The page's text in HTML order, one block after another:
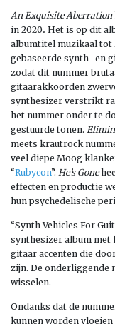
An Exquisite Aberration
in 2020. Het is op dit
albumtitel muzikaal tot
gebaseerde synth- en
zodat dit nummer
gitaarakkoorden
synthesizer verstrikt
het nummer onder te
gestuurde tonen.
meets krautrock
veel diepe Moog
“Rubycon”. He’s Gone
effecten en productie
hun psychedelische
“Synth Vehicles For
synthesizer album met
gitaar accenten die
zijn. De onderliggende
wisselen.
Ondanks dat de
kunnen worden